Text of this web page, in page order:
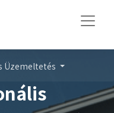
Üzemeltetés